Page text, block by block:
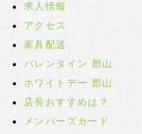
求人情報
アクセス
家具配送
バレンタイン 郡山
ホワイトデー 郡山
店長おすすめは？
メンバーズカード